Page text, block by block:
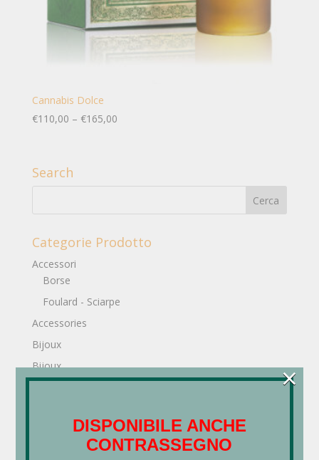
Cannabis Dolce
€110,00 – €165,00
Search
Categorie Prodotto
Accessori
Borse
Foulard - Sciarpe
Accessories
Bijoux
Bijoux
CosmeticDISPONIBILE ANCHE
CONTRASSEGNO
×